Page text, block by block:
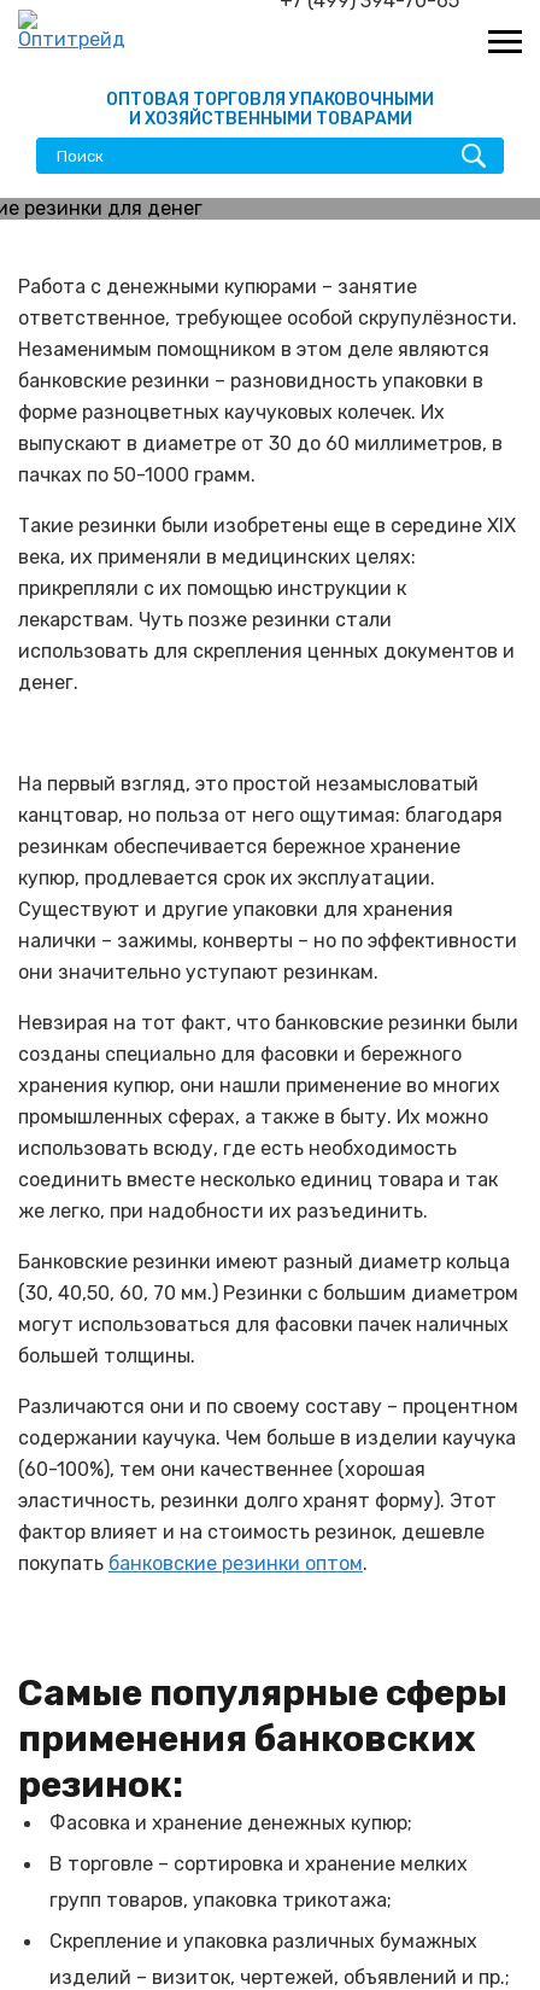
ОПТОВАЯ ТОРГОВЛЯ УПАКОВОЧНЫМИ
И ХОЗЯЙСТВЕННЫМИ ТОВАРАМИ
сферы применения и
преимущества
использования
Работа с денежными купюрами – занятие
ответственное, требующее особой скрупулёзности.
Незаменимым помощником в этом деле являются
банковские резинки – разновидность упаковки в
форме разноцветных каучуковых колечек. Их
выпускают в диаметре от 30 до 60 миллиметров, в
пачках по 50-1000 грамм.
Такие резинки были изобретены еще в середине XIX
века, их применяли в медицинских целях:
прикрепляли с их помощью инструкции к
лекарствам. Чуть позже резинки стали
использовать для скрепления ценных документов и
денег.
На первый взгляд, это простой незамысловатый
канцтовар, но польза от него ощутимая: благодаря
резинкам обеспечивается бережное хранение
купюр, продлевается срок их эксплуатации.
Существуют и другие упаковки для хранения
налички – зажимы, конверты – но по эффективности
они значительно уступают резинкам.
Невзирая на тот факт, что банковские резинки были
созданы специально для фасовки и бережного
хранения купюр, они нашли применение во многих
промышленных сферах, а также в быту. Их можно
использовать всюду, где есть необходимость
соединить вместе несколько единиц товара и так
же легко, при надобности их разъединить.
Банковские резинки имеют разный диаметр кольца
(30, 40,50, 60, 70 мм.) Резинки с большим диаметром
могут использоваться для фасовки пачек наличных
большей толщины.
Различаются они и по своему составу – процентном
содержании каучука. Чем больше в изделии каучука
(60-100%), тем они качественнее (хорошая
эластичность, резинки долго хранят форму). Этот
фактор влияет и на стоимость резинок, дешевле
покупать банковские резинки оптом.
Самые популярные сферы
применения банковских
резинок:
Фасовка и хранение денежных купюр;
В торговле – сортировка и хранение мелких
групп товаров, упаковка трикотажа;
Скрепление и упаковка различных бумажных
изделий – визиток, чертежей, объявлений и пр.;